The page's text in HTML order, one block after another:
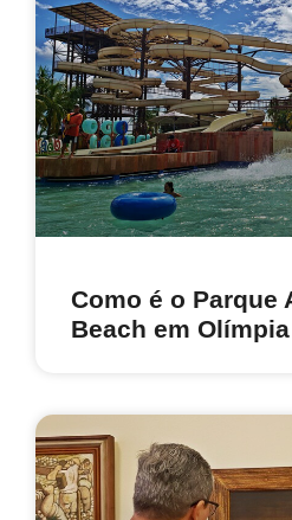
Como é o Parque
Beach em Olímpia